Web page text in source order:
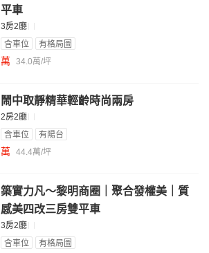
平車
3房2廳
含車位
有格局圖
萬 34.0萬/坪
鬧中取靜精華輕齡時尚兩房
2房2廳
含車位
有陽台
萬 44.4萬/坪
築實力凡～黎明商圈｜聚合發權美｜質
感美四改三房雙平車
3房2廳
含車位
有格局圖